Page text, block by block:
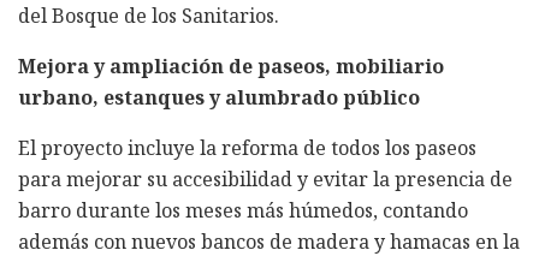
del Bosque de los Sanitarios.
Mejora y ampliación de paseos, mobiliario
urbano, estanques y alumbrado público
El proyecto incluye la reforma de todos los paseos
para mejorar su accesibilidad y evitar la presencia de
barro durante los meses más húmedos, contando
además con nuevos bancos de madera y hamacas en la